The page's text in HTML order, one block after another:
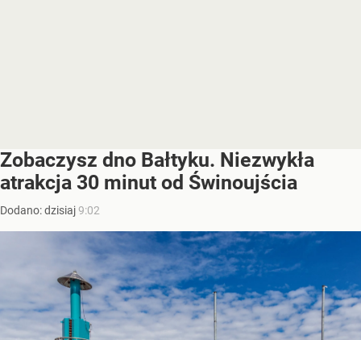
Zobaczysz dno Bałtyku. Niezwykła
atrakcja 30 minut od Świnoujścia
Dodano:dzisiaj9:02